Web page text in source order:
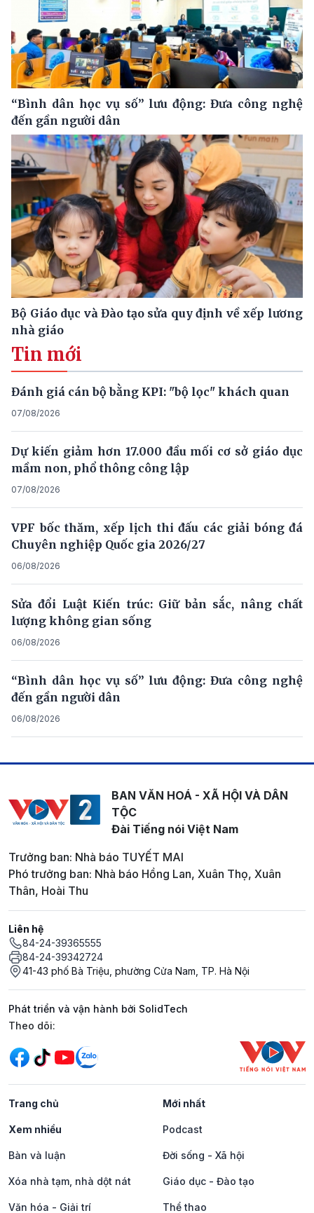
“Bình dân học vụ số” lưu động: Đưa công nghệ
đến gần người dân
Bộ Giáo dục và Đào tạo sửa quy định về xếp lương
nhà giáo
Tin mới
Đánh giá cán bộ bằng KPI: "bộ lọc" khách quan
07/08/2026
Dự kiến giảm hơn 17.000 đầu mối cơ sở giáo dục
mầm non, phổ thông công lập
07/08/2026
VPF bốc thăm, xếp lịch thi đấu các giải bóng đá
Chuyên nghiệp Quốc gia 2026/27
06/08/2026
Sửa đổi Luật Kiến trúc: Giữ bản sắc, nâng chất
lượng không gian sống
06/08/2026
“Bình dân học vụ số” lưu động: Đưa công nghệ
đến gần người dân
06/08/2026
BAN VĂN HOÁ - XÃ HỘI VÀ DÂN
TỘC
Đài Tiếng nói Việt Nam
Trưởng ban: Nhà báo TUYẾT MAI
Phó trưởng ban: Nhà báo Hồng Lan, Xuân Thọ, Xuân
Thân, Hoài Thu
Liên hệ
84-24-39365555
84-24-39342724
41-43 phố Bà Triệu, phường Cửa Nam, TP. Hà Nội
Phát triển và vận hành bởi SolidTech
Mạng xã hội
Theo dõi:
Trang chủ Mới nhất
Xem nhiều Podcast
Bàn và luận Đời sống - Xã hội
Xóa nhà tạm, nhà dột nát Giáo dục - Đào tạo
Văn hóa - Giải trí Thể thao